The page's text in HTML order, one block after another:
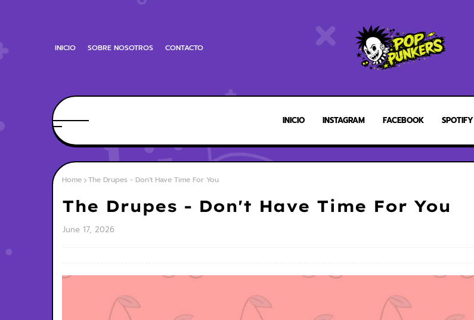
INICIO SOBRE NOSOTROS CONTACTO
INICIO INSTAGRAM FACEBOOK SPOTIFY
Home The Drupes - Don't Have Time For You
The Drupes - Don't Have Time For You
June 17, 2026